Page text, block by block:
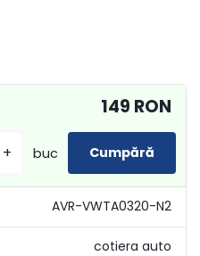
AVR-VWTA0320-N2
cotiera auto
149 RON
+ buc